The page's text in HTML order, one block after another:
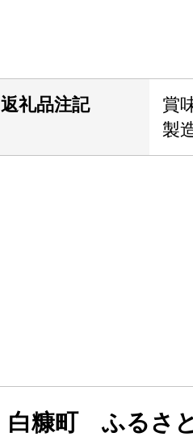
返礼品注記
賞
製
白糠町 ふるさ